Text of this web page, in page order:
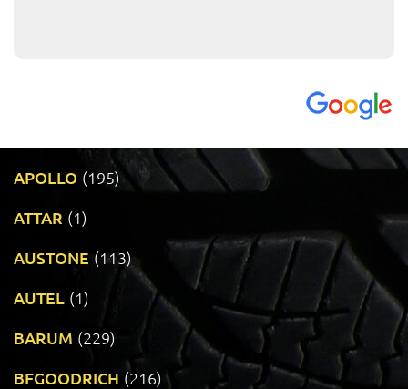
APOLLO (195)
ATTAR (1)
AUSTONE (113)
AUTEL (1)
BARUM (229)
BFGOODRICH (216)